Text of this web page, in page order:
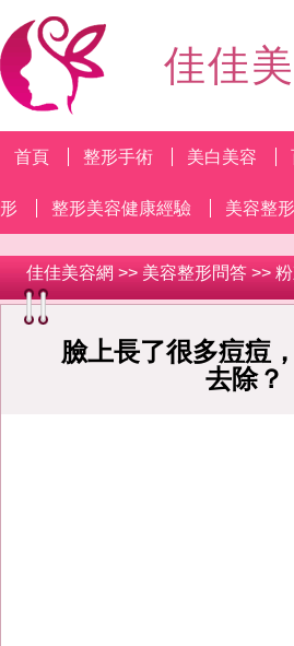
佳佳
首頁 整形手術 美白美容
形 整形美容健康經驗 美容整
佳佳美容網 >> 美容整形問答 >>
臉上長了很多痘痘
去除？